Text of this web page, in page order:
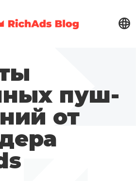
пуш-
от